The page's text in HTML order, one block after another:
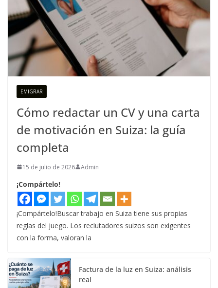
EMIGRAR
Cómo redactar un CV y una carta
de motivación en Suiza: la guía
completa
15 de julio de 2026 Admin
¡Compártelo!
¡Compártelo!Buscar trabajo en Suiza tiene sus propias
reglas del juego. Los reclutadores suizos son exigentes
con la forma, valoran la
Factura de la luz en Suiza: análisis
real